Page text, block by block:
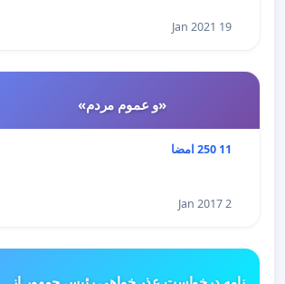
19 Jan 2021
«و عموم مردم»
11 250 امضا
2 Jan 2017